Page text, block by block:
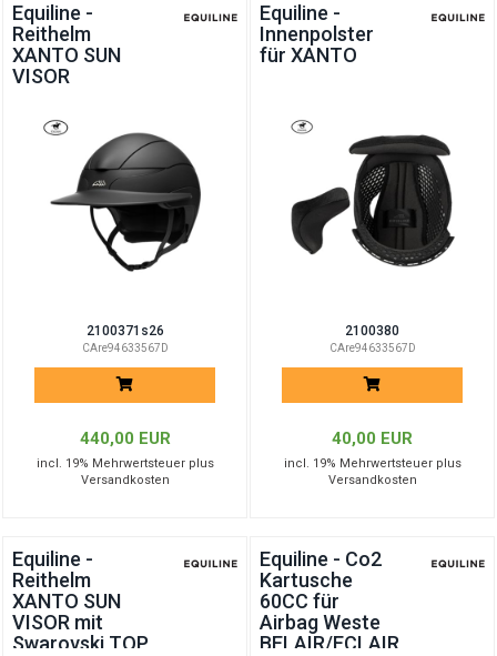
Equiline -
Reithelm
XANTO SUN
VISOR
2100371s26
CAre94633567D
440,00 EUR
incl. 19% Mehrwertsteuer plus
Versandkosten
Equiline -
Innenpolster
für XANTO
2100380
CAre94633567D
40,00 EUR
incl. 19% Mehrwertsteuer plus
Versandkosten
Equiline -
Reithelm
XANTO SUN
VISOR mit
Swarovski TOP
Equiline - Co2
Kartusche
60CC für
Airbag Weste
BELAIR/ECLAIR